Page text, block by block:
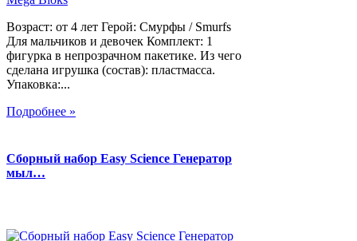
Возраст: от 4 лет Герой: Смурфы / Smurfs
Для мальчиков и девочек Комплект: 1
фигурка в непрозрачном пакетике. Из чего
сделана игрушка (состав): пластмасса.
Упаковка:...
Подробнее »
Сборный набор Easy Science Генератор
мыл…